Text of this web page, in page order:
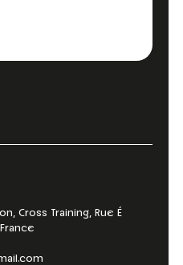
Cross Training, Rue É